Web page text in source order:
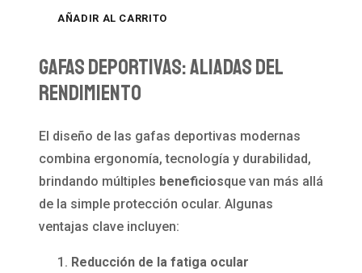
AÑADIR AL CARRITO
Gafas Deportivas: Aliadas del
Rendimiento
El diseño de las gafas deportivas modernas
combina ergonomía, tecnología y durabilidad,
brindando múltiples beneficiosque van más allá
de la simple protección ocular. Algunas
ventajas clave incluyen:
Reducción de la fatiga ocular